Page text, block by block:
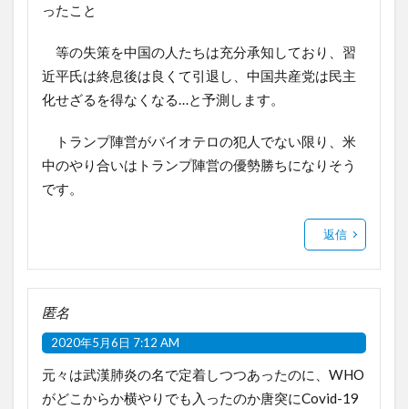
ったこと
等の失策を中国の人たちは充分承知しており、習
近平氏は終息後は良くて引退し、中国共産党は民主
化せざるを得なくなる…と予測します。
トランプ陣営がバイオテロの犯人でない限り、米
中のやり合いはトランプ陣営の優勢勝ちになりそう
です。
返信
匿名
2020年5月6日 7:12 AM
元々は武漢肺炎の名で定着しつつあったのに、WHO
がどこからか横やりでも入ったのか唐突にCovid-19